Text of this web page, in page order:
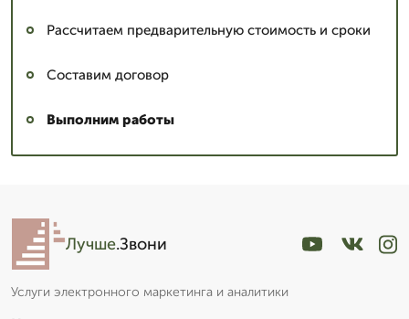
Рассчитаем предварительную стоимость и сроки
Составим договор
Выполним работы
Лучше.Звони
Услуги электронного маркетинга и аналитики